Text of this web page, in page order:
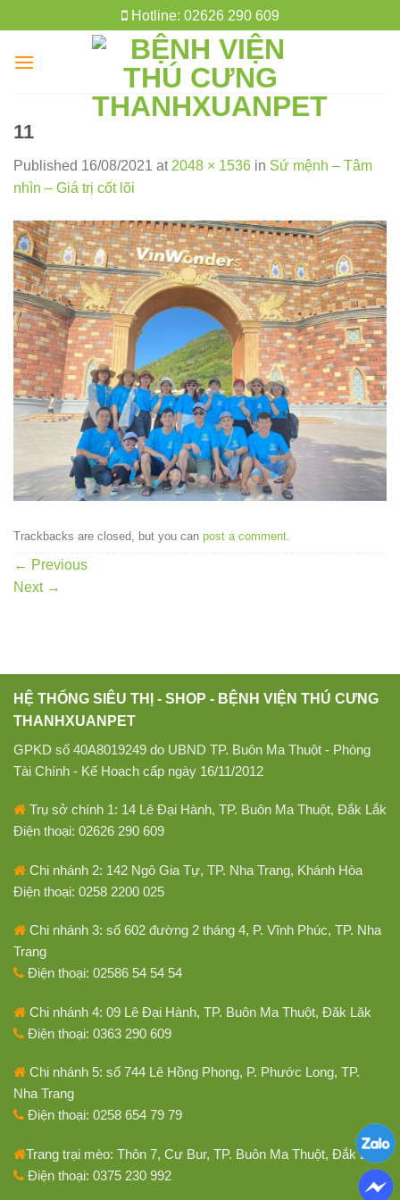
to
content
Hotline: 02626 290 609
11
Published 16/08/2021 at 2048 × 1536 in Sứ mệnh – Tâm
nhìn – Giá trị cốt lõi
Trackbacks are closed, but you can post a comment.
← Previous
Next →
HỆ THỐNG SIÊU THỊ - SHOP - BỆNH VIỆN THÚ CƯNG
THANHXUANPET
GPKD số 40A8019249 do UBND TP. Buôn Ma Thuột - Phòng
Tài Chính - Kế Hoạch cấp ngày 16/11/2012
Trụ sở chính 1: 14 Lê Đại Hành, TP. Buôn Ma Thuột, Đắk Lắk
Điện thoại: 02626 290 609
Chi nhánh 2: 142 Ngô Gia Tự, TP. Nha Trang, Khánh Hòa
Điện thoại: 0258 2200 025
Chi nhánh 3: số 602 đường 2 tháng 4, P. Vĩnh Phúc, TP. Nha
Trang
Điện thoại: 02586 54 54 54
Chi nhánh 4: 09 Lê Đại Hành, TP. Buôn Ma Thuột, Đăk Lăk
Điện thoại: 0363 290 609
Chi nhánh 5: số 744 Lê Hồng Phong, P. Phước Long, TP.
Nha Trang
Điện thoại: 0258 654 79 79
Trang trại mèo: Thôn 7, Cư Bur, TP. Buôn Ma Thuột, Đắk Lắk
Điện thoại: 0375 230 992